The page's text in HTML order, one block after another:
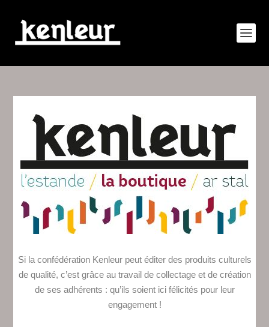
Si la confédération Kenleur peut éditer des produits culturels
de qualité, c’est grâce au travail de collectage et de création
de ses adhérents : qu’ils soient ici félicités pour leur
engagement !